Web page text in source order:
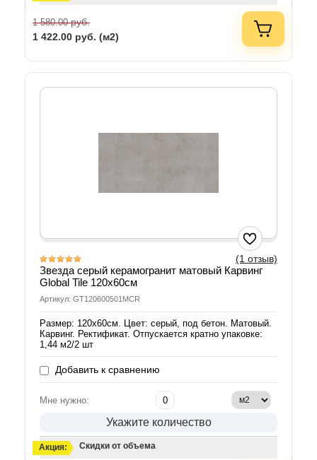
1 580.00руб.
1 422.00 руб. (м2)
(1 отзыв)
Звезда серый керамогранит матовый Карвинг
Global Tile 120х60см
Артикул: GT120600501MCR
Размер: 120х60см. Цвет: серый, под бетон. Матовый.
Карвинг. Ректификат. Отпускается кратно упаковке:
1,44 м2/2 шт
Добавить к сравнению
Мне нужно:
Укажите количество
Акция: Скидки от объема